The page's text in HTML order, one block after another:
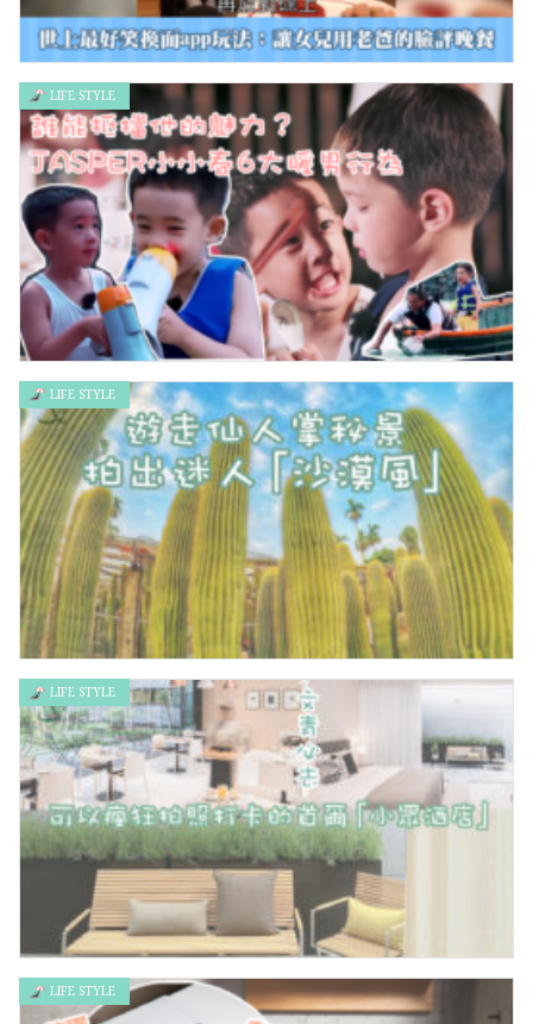
世上最好笑換面app玩法：讓女兒用老爸的臉評晚餐
誰能抵擋他的魅力？JASPER小小春6大暖男行為
LIFE STYLE
遊走仙人掌秘景！拍出迷人「沙漠風」
LIFE STYLE
文青必去：小編私心推薦可以瘋狂拍照打卡的首爾「小眾酒店」
LIFE STYLE
LIFE STYLE